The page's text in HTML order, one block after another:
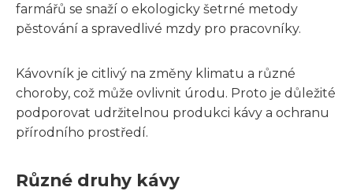
farmářů se snaží o ekologicky šetrné metody
pěstování a spravedlivé mzdy pro pracovníky.
Kávovník je citlivý na změny klimatu a různé
choroby, což může ovlivnit úrodu. Proto je důležité
podporovat udržitelnou produkci kávy a ochranu
přírodního prostředí.
Různé druhy kávy